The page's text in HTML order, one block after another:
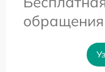
обращения